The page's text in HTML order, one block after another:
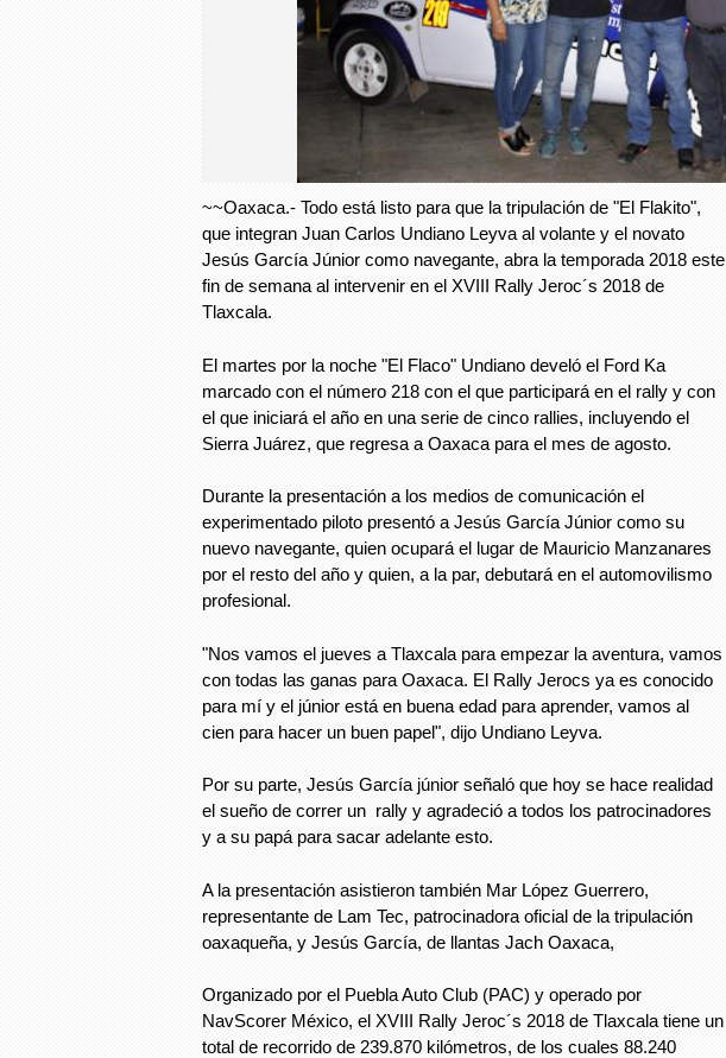
~~Oaxaca.- Todo está listo para que la tripulación de "El Flakito",
que integran Juan Carlos Undiano Leyva al volante y el novato
Jesús García Júnior como navegante, abra la temporada 2018 este
fin de semana al intervenir en el XVIII Rally Jeroc´s 2018 de
Tlaxcala.
El martes por la noche "El Flaco" Undiano develó el Ford Ka
marcado con el número 218 con el que participará en el rally y con
el que iniciará el año en una serie de cinco rallies, incluyendo el
Sierra Juárez, que regresa a Oaxaca para el mes de agosto.
Durante la presentación a los medios de comunicación el
experimentado piloto presentó a Jesús García Júnior como su
nuevo navegante, quien ocupará el lugar de Mauricio Manzanares
por el resto del año y quien, a la par, debutará en el automovilismo
profesional.
"Nos vamos el jueves a Tlaxcala para empezar la aventura, vamos
con todas las ganas para Oaxaca. El Rally Jerocs ya es conocido
para mí y el júnior está en buena edad para aprender, vamos al
cien para hacer un buen papel", dijo Undiano Leyva.
Por su parte, Jesús García júnior señaló que hoy se hace realidad
el sueño de correr un rally y agradeció a todos los patrocinadores
y a su papá para sacar adelante esto.
A la presentación asistieron también Mar López Guerrero,
representante de Lam Tec, patrocinadora oficial de la tripulación
oaxaqueña, y Jesús García, de llantas Jach Oaxaca,
Organizado por el Puebla Auto Club (PAC) y operado por
NavScorer México, el XVIII Rally Jeroc´s 2018 de Tlaxcala tiene un
total de recorrido de 239.870 kilómetros, de los cuales 88.240